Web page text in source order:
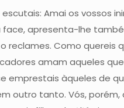
Amai os vossos
apresenta-lhe
Como
amam aqueles
emprestais àqueles de
outro tanto. Vós, porém,